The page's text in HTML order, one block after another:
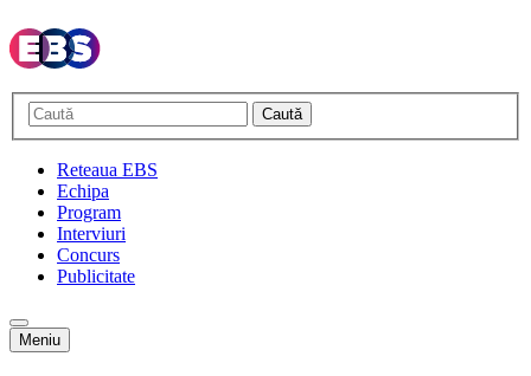
Caută
Reteaua EBS
Echipa
Program
Interviuri
Concurs
Publicitate
Meniu